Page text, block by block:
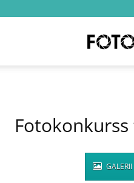
Fotokonkurss
GALERII